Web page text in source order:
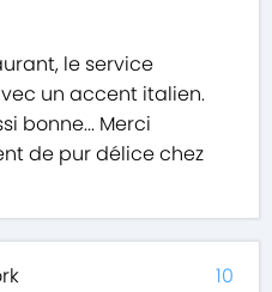
le service
un accent italien.
bonne... Merci
de pur délice chez
10